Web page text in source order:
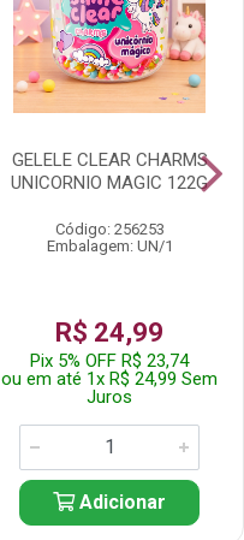
GELELE CLEAR CHARMS
UNICORNIO MAGIC 122G
Código: 256253
Embalagem: UN/1
R$ 24,99
Pix 5% OFF R$ 23,74
ou em até 1x R$ 24,99 Sem
Juros
Adicionar